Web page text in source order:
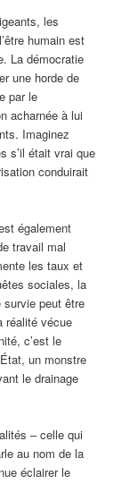
les
humain est
La démocratie
une horde de
par le
acharnée à lui
Imaginez
s’il était vrai que
conduirait
également
travail mal
les taux et
sociales, la
peut être
réalité vécue
c’est le
un monstre
le drainage
– celle qui
au nom de la
éclairer le